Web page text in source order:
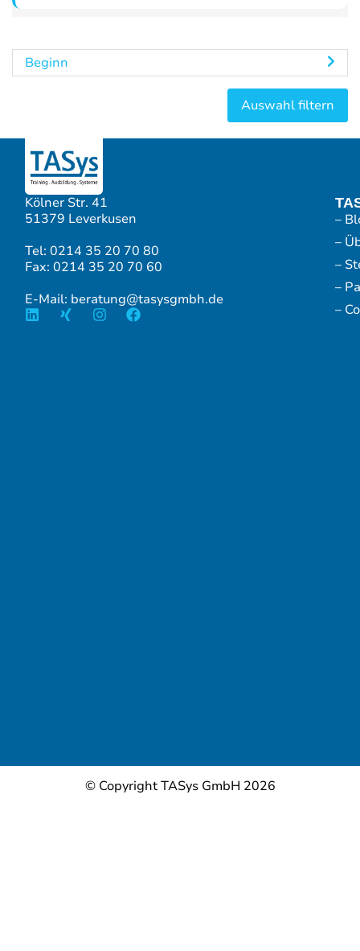
Beginn
Kölner Str. 41
51379 Leverkusen
Tel: 0214 35 20 70 80
Fax: 0214 35 20 70 60
E-Mail: beratung@tasysgmbh.de
–
–
–
–
–
© Copyright TASys GmbH 2026